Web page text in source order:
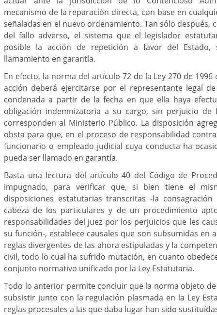
mecanismo de la reparación directa, con base en
señaladas en el nuevo ordenamiento. Tan sólo después,
del fallo adverso, el sistema que el legislador
posible la acción de repetición a favor del Estado,
llamamiento en garantía.
En efecto, la norma del artículo 72 de la Ley 270 de
acción deberá ejercitarse por el representante legal
condenada a partir de la fecha en que ella haya
obligación indemnizatoria a su cargo, sin perjuicio de
corresponden al Ministerio Público. La disposición
obsta para que, en el proceso de responsabilidad
funcionario o empleado judicial cuya conducta ha
pueda ser llamado en garantía.
Basta una lectura del artículo 40 del Código de
impugnado, para verificar que, si bien tiene el
disposiciones estatutarias transcritas -la
cabeza de los particulares y de un procedimiento
responsabilidades del juez por los perjuicios que les
su función-, establece causales que son subsumidas en
reglas divergentes de las ahora estipuladas y la
civil, todo lo cual ha sufrido mutación, en cuanto
conjunto normativo unificado por la Ley Estatutaria.
Todo lo anterior permite concluir que la norma objeto
subsistir junto con la regulación plasmada en la Ley
reglas procesales a las que daba lugar han sido